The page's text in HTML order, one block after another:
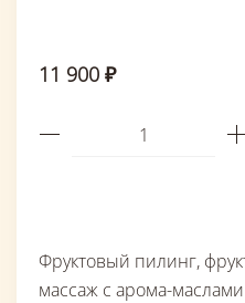
Фруктовый пилинг,
массаж с арома-маслами
11 900 ₽